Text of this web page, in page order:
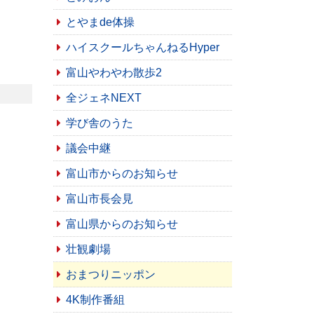
とやまde体操
ハイスクールちゃんねるHyper
富山やわやわ散歩2
全ジェネNEXT
学び舎のうた
議会中継
富山市からのお知らせ
富山市長会見
富山県からのお知らせ
壮観劇場
おまつりニッポン
4K制作番組